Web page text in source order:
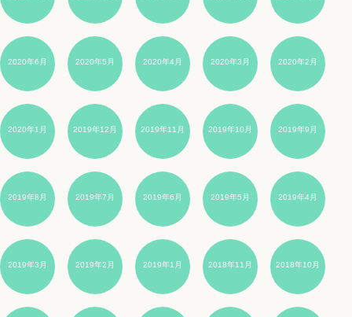
2020年6月 2020年5月 2020年4月 2020年3月 2020年2月
2020年1月 2019年12月 2019年11月 2019年10月 2019年9月
2019年8月 2019年7月 2019年6月 2019年5月 2019年4月
2019年3月 2019年2月 2019年1月 2018年11月 2018年10月